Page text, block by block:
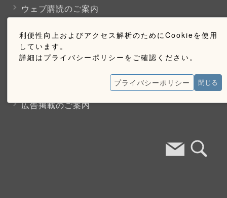
利便性向上およびアクセス解析のためにCookieを使用
しています。
詳細はプライバシーポリシーをご確認ください。
プライバシーポリシー 閉じる
ウェブ購読のご案内
お問い合わせ
広告掲載のご案内